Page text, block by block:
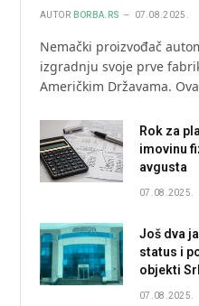
AUTOR BORBA.RS 07.08.2025.
Nemački proizvođač
izgradnju svoje prve
Američkim Državama.
Rok za
imovinu
avgusta
07.08.2025.
Još dva
status i
objekti
07.08.2025.